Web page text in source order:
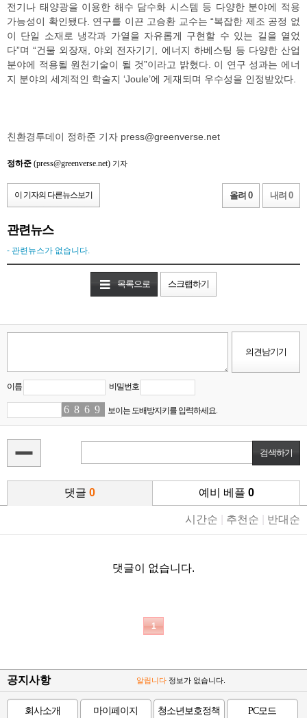
전기나 태양광을 이용한 해수 담수화 시스템 등 다양한 분야에 적용
가능성이 확인됐다. 연구를 이끈 고승환 교수는 “복잡한 제조 공정 없
이 단일 소재로 냉각과 가열을 자유롭게 구현할 수 있는 길을 열었
다”며 “건물 외장재, 야외 전자기기, 에너지 하베스팅 등 다양한 산업
분야에 적용될 원천기술이 될 것”이라고 밝혔다. 이 연구 성과는 에너
지 분야의 세계적인 학술지 ‘Joule’에 게재되며 우수성을 인정받았다.
친환경투데이 정하준 기자 press@greenverse.net
정하준 (press@greenverse.net) 기자
이 기자의 다른뉴스보기 올려 0 내려 0
관련뉴스
- 관련뉴스가 없습니다.
목록으로 스크랩하기
이름 비밀번호
60 81 61 9 보이는 도배방지키를 입력하세요.
댓글 0 예비 베플 0
시간순 추천순 반대순
댓글이 없습니다.
1
공지사항 알립니다 정보가 없습니다.
회사소개 마이페이지 청소년보호정책 PC모드